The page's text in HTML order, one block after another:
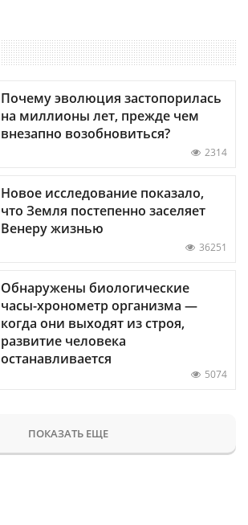
Почему эволюция застопорилась
на миллионы лет, прежде чем
внезапно возобновиться?
2314
Новое исследование показало,
что Земля постепенно заселяет
Венеру жизнью
36251
Обнаружены биологические
часы-хронометр организма —
когда они выходят из строя,
развитие человека
останавливается
5074
ПОКАЗАТЬ ЕЩЕ